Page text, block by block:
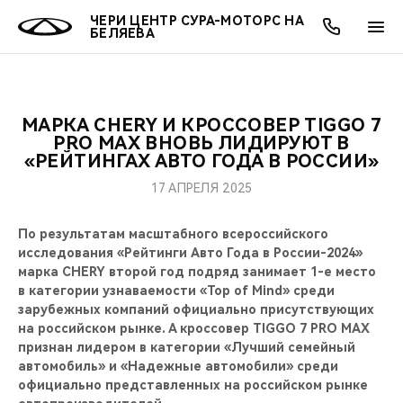
ЧЕРИ ЦЕНТР СУРА-МОТОРС НА
БЕЛЯЕВА
МОДЕЛИ
КРОССОВЕРЫ
СЕДАНЫ
НОВИНКИ
ПОКУПАТЕЛЯМ
ВЛАДЕЛЬЦАМ
ПОДДЕРЖКА
CHERY CONNECT
МИР CHERY
CHERY В СОЦСЕТЯХ
ЛЮДИ CHERY
БЛАГОТВОРИТЕЛЬНОСТЬ
АКЦИИ
ОНЛАЙН СЕРВИСЫ
О КОМПАНИИ
МАРКА CHERY И КРОССОВЕР TIGGO 7
PRO MAX ВНОВЬ ЛИДИРУЮТ В
«РЕЙТИНГАХ АВТО ГОДА В РОССИИ»
17 АПРЕЛЯ 2025
По результатам масштабного всероссийского
исследования «Рейтинги Авто Года в России-2024»
марка CHERY второй год подряд занимает 1-е место
в категории узнаваемости «Top of Mind» среди
зарубежных компаний официально присутствующих
на российском рынке. А кроссовер TIGGO 7 PRO MAX
признан лидером в категории «Лучший семейный
автомобиль» и «Надежные автомобили» среди
официально представленных на российском рынке